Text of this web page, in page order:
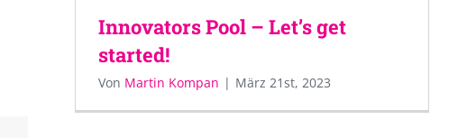
Innovators Pool – Let’s get
started!
Von Martin Kompan | März 21st, 2023